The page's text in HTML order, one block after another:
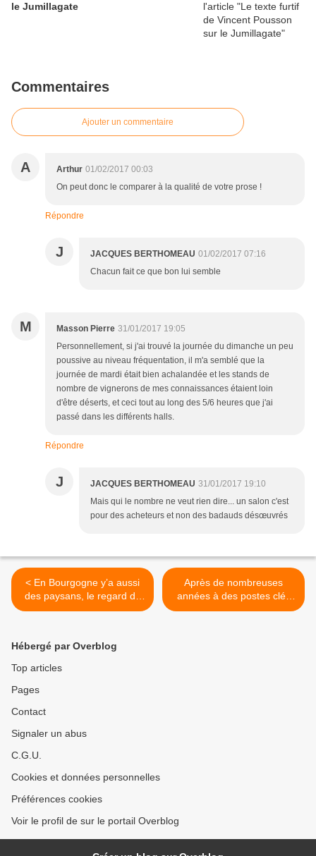
le Jumillagate
Commentaires
Ajouter un commentaire
A Arthur 01/02/2017 00:03
On peut donc le comparer à la qualité de votre prose !
Répondre
J JACQUES BERTHOMEAU 01/02/2017 07:16
Chacun fait ce que bon lui semble
M Masson Pierre 31/01/2017 19:05
Personnellement, si j'ai trouvé la journée du dimanche un peu
poussive au niveau fréquentation, il m'a semblé que la
journée de mardi était bien achalandée et les stands de
nombre de vignerons de mes connaissances étaient loin
d'être déserts, et ceci tout au long des 5/6 heures que j'ai
passé dans les différents halls.
Répondre
J JACQUES BERTHOMEAU 31/01/2017 19:10
Mais qui le nombre ne veut rien dire... un salon c'est
pour des acheteurs et non des badauds désœuvrés
< En Bourgogne y’a aussi
des paysans, le regard de
Pascal Commère leur
Après de nombreuses
années à des postes clés
de la filière vin, je suis
Hébergé par Overblog
Top articles
Pages
Contact
Signaler un abus
C.G.U.
Cookies et données personnelles
Préférences cookies
Voir le profil de sur le portail Overblog